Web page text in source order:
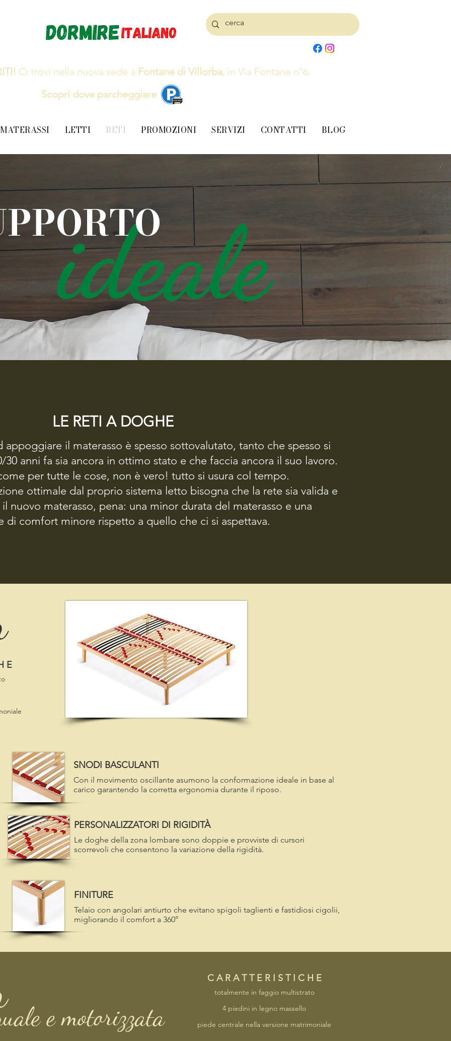
Ci trovi nella nuova sede a Fontane di Villorba, in Via Fontane n°6.
Scopri dove parcheggiare
MATERASSI LETTI RETI PROMOZIONI SERVIZI CONTATTI BLOG
ideale
si modifica in base al calore del corpo modellandosi perfettamente a voi. E’ in grado di sostenere il
uniforme il peso evitando il crearsi di fastidiose pressioni.
grazie alle celle aperte e traspiranti, l’aria è libera di fluire e l’umidità (che ne crea l’habitat ideale)
e allo stesso tempo di mantenere la normale curvatura della spina dorsale assicurando un buon sostegno.
non vengono trasmessi da parte a parte nel caso in cui uno dei due si muova molto.
WINDY, CHARME e ALISEO di Morfeus sono le nostre diverse proposte per soddisfare le vostre esigenze.
di nostra produzione.
appoggiare il materasso è spesso sottovalutato, tanto che spesso si
30 anni fa sia ancora in ottimo stato e che faccia ancora il suo lavoro.
per tutte le cose, non è vero! tutto si usura col tempo.
ottimale dal proprio sistema letto bisogna che la rete sia valida e
nuovo materasso, pena: una minor durata del materasso e una
di comfort minore rispetto a quello che ci si aspettava.
LE RETI A DOGHE
E
SNODI BASCULANTI
Con il movimento oscillante asumono la conformazione ideale in base al
carico garantendo la corretta ergonomia durante il riposo.
PERSONALIZZATORI DI RIGIDITÀ
Le doghe della zona lombare sono doppie e provviste di cursori
scorrevoli che consentono la variazione della rigidità.
FINITURE
Telaio con angolari antiurto che evitano spigoli taglienti e fastidiosi cigolii,
migliorando il comfort a 360°
e motorizzata
C A R A T T E R I S T I C H E
totalmente in faggio multistrato
4 piedini in legno massello
piede centrale nella versione matrimoniale